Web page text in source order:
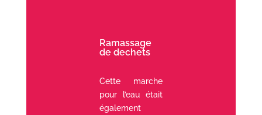
Ramassage
de dechets
Cette marche
pour l’eau était
également